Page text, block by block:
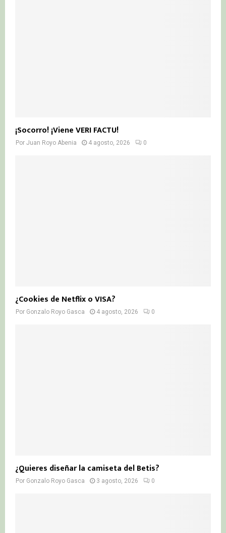
¡Socorro! ¡Viene VERI FACTU!
Por Juan Royo Abenia 4 agosto, 2026 0
¿Cookies de Netflix o VISA?
Por Gonzalo Royo Gasca 4 agosto, 2026 0
¿Quieres diseñar la camiseta del Betis?
Por Gonzalo Royo Gasca 3 agosto, 2026 0